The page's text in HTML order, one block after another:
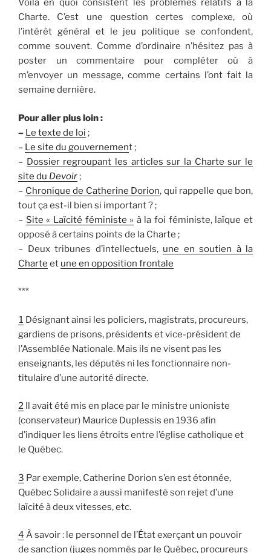
Voilà en quoi consistent les problèmes relatifs à la
Charte. C’est une question certes complexe, où
l’intérêt général et le jeu politique se confondent,
comme souvent. Comme d’ordinaire n’hésitez pas à
poster un commentaire pour compléter où à
m’envoyer un message, comme certains l’ont fait la
semaine dernière.
Pour aller plus loin :
– Le texte de loi ;
– Le site du gouvernement ;
– Dossier regroupant les articles sur la Charte sur le
site du Devoir;
– Chronique de Catherine Dorion, qui rappelle que bon,
tout ça est-il bien si important ? ;
– Site « Laïcité féministe » à la foi féministe, laïque et
opposé à certains points de la Charte ;
– Deux tribunes d’intellectuels, une en soutien à la
Charte et une en opposition frontale
***
1 Désignant ainsi les policiers, magistrats, procureurs,
gardiens de prisons, présidents et vice-président de
l’Assemblée Nationale. Mais ils ne visent pas les
enseignants, les députés ni les fonctionnaire non-
titulaire d’une autorité directe.
2 Il avait été mis en place par le ministre unioniste
(conservateur) Maurice Duplessis en 1936 afin
d’indiquer les liens étroits entre l’église catholique et
le Québec.
3 Par exemple, Catherine Dorion s’en est étonnée,
Québec Solidaire a aussi manifesté son rejet d’une
laïcité à deux vitesses, etc.
4 À savoir : le personnel de l’État exerçant un pouvoir
de sanction (juges nommés par le Québec, procureurs